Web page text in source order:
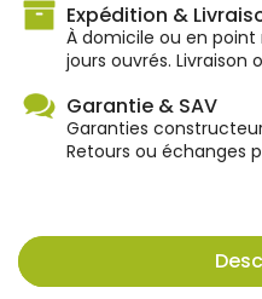
Expédition &
À domicile ou en point
jours ouvrés. Livraison
Garantie & SAV
Garanties
Retours ou échanges